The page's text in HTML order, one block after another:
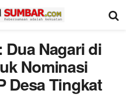
Nagari di
Nominasi
Desa Tingkat